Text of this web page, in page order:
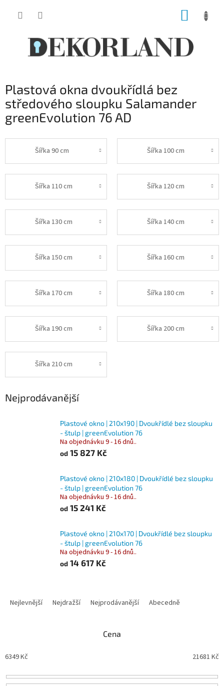
Plastová okna dvoukřídlá bez
středového sloupku Salamander
greenEvolution 76 AD
Šířka 90 cm Šířka 100 cm
Šířka 110 cm Šířka 120 cm
Šířka 130 cm Šířka 140 cm
Šířka 150 cm Šířka 160 cm
Šířka 170 cm Šířka 180 cm
Šířka 190 cm Šířka 200 cm
Šířka 210 cm
Nejprodávanější
Plastové okno | 210x190 | Dvoukřídlé bez sloupku
- štulp | greenEvolution 76
Na objednávku 9 - 16 dnů..
od 15 827 Kč
Plastové okno | 210x180 | Dvoukřídlé bez sloupku
- štulp | greenEvolution 76
Na objednávku 9 - 16 dnů..
od 15 241 Kč
Plastové okno | 210x170 | Dvoukřídlé bez sloupku
- štulp | greenEvolution 76
Na objednávku 9 - 16 dnů..
od 14 617 Kč
p
o
Nejlevnější Nejdražší Nejprodávanější Abecedně
Cena
6349Kč 21681 Kč